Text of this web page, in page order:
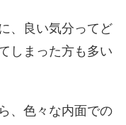
、良い気分ってど
しまった方も多い
、色々な内面での